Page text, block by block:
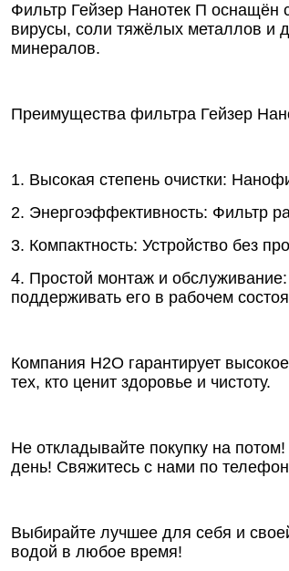
Фильтр Гейзер Нанотек П оснащён
вирусы, соли тяжёлых металлов и
минералов.
Преимущества фильтра Гейзер
1. Высокая степень очистки:
2. Энергоэффективность: Фильтр
3. Компактность: Устройство без
4. Простой монтаж и
поддерживать его в рабочем
Компания Н2О гарантирует
тех, кто ценит здоровье и чистоту.
Не откладывайте покупку на
день! Свяжитесь с нами по
Выбирайте лучшее для себя и
водой в любое время!